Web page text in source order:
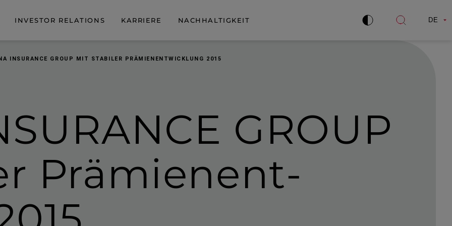
INVESTOR RELATIONS KARRIERE NACHHALTIGKEIT
Kontrast
Suche
DE
INSURANCE GROUP MIT STABILER PRÄMIENENTWICKLUNG 2015
GROUP
Prämien­ent­